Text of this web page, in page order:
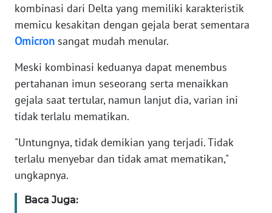
kombinasi dari Delta yang memiliki karakteristik
memicu kesakitan dengan gejala berat sementara
Omicron sangat mudah menular.
Meski kombinasi keduanya dapat menembus
pertahanan imun seseorang serta menaikkan
gejala saat tertular, namun lanjut dia, varian ini
tidak terlalu mematikan.
"Untungnya, tidak demikian yang terjadi. Tidak
terlalu menyebar dan tidak amat mematikan,"
ungkapnya.
Baca Juga:
PEDOMAN
MEDIA
SIBER
KARIR
DISCLAIMER
Wahana
Regional